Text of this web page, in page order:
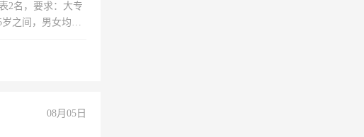
2名，要求：大专
之间，男女均
先，底薪+绩效，
08月05日